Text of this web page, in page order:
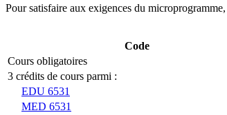
Pour satisfaire aux exigences du
Code
Cours obligatoires
3 crédits de cours parmi :
EDU 6531
MED 6531